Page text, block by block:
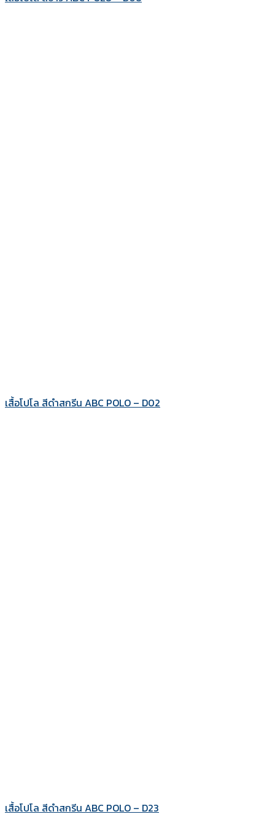
เสื้อโปโล สีดำสกรีน ABC POLO – D02
เสื้อโปโล สีดำสกรีน ABC POLO – D23